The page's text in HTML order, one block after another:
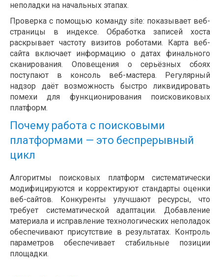
неполадки на начальных этапах.
Проверка с помощью команду site: показывает веб-
страницы в индексе. Обработка записей хоста
раскрывает частоту визитов роботами. Карта веб-
сайта включает информацию о датах финального
сканирования. Оповещения о серьёзных сбоях
поступают в консоль веб-мастера. Регулярный
надзор даёт возможность быстро ликвидировать
помехи для функционирования поисковиковых
платформ.
Почему работа с поисковыми
платформами — это беспрерывный
цикл
Алгоритмы поисковых платформ систематически
модифицируются и корректируют стандарты оценки
веб-сайтов. Конкуренты улучшают ресурсы, что
требует систематической адаптации. Добавление
материала и исправление технологических неполадок
обеспечивают присутствие в результатах. Контроль
параметров обеспечивает стабильные позиции
площадки.